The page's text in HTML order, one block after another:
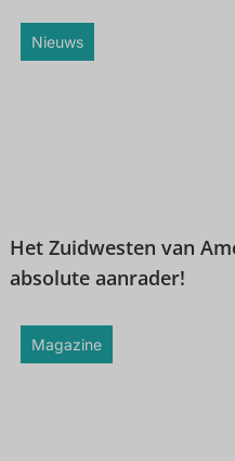
Nieuws
Het Zuidwesten van
absolute aanrader!
Magazine